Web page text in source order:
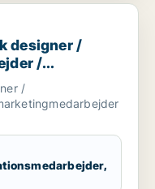
/
designer /
/
/